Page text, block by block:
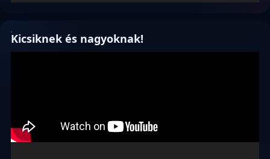
Kicsiknek és nagyoknak!